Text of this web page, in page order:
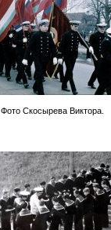
Фото Скосырева Виктора.